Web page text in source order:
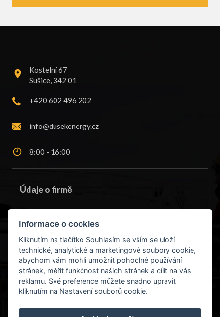
Kostelní 67
Sušice, 342 01
+420 602 496 202
info@dusekenergy.cz
8:00 - 16:00
Údaje o firmě
DUŠEK ENERGY s.r.o.
Kostelní 67
Sušice, 34201
IČ:29161151
DIČ:CZ29161151
Informace o cookies
Kliknutím na tlačítko Souhlasím se vším se uloží
technické, analytické a marketingové soubory cookie,
abychom vám mohli umožnit pohodlné používání
stránek, měřit funkčnost našich stránek a cílit na vás
reklamu. Své preference můžete snadno upravit
kliknutím na Nastavení souborů cookie.